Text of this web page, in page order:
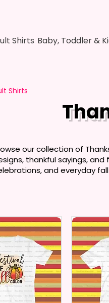
Shirts Baby, Toddler &
Shirts
our collection of
thankful sayings,
and everyday